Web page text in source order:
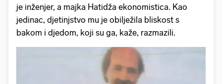
je inženjer, a majka Hatidža ekonomistica. Kao
jedinac, djetinjstvo mu je obilježila bliskost s
bakom i djedom, koji su ga, kaže, razmazili.